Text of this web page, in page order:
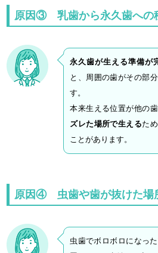
原因③ 乳歯から永久歯への
永久歯が生える準備が
と、周囲の歯がその部
す。
本来生える位置が他の
ズレた場所で生えるた
ことがあります。
原因④ 虫歯や歯が抜けた場
虫歯でボロボロになっ